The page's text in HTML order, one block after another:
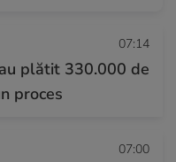
07:14
plătit 330.000 de
proces
07:00